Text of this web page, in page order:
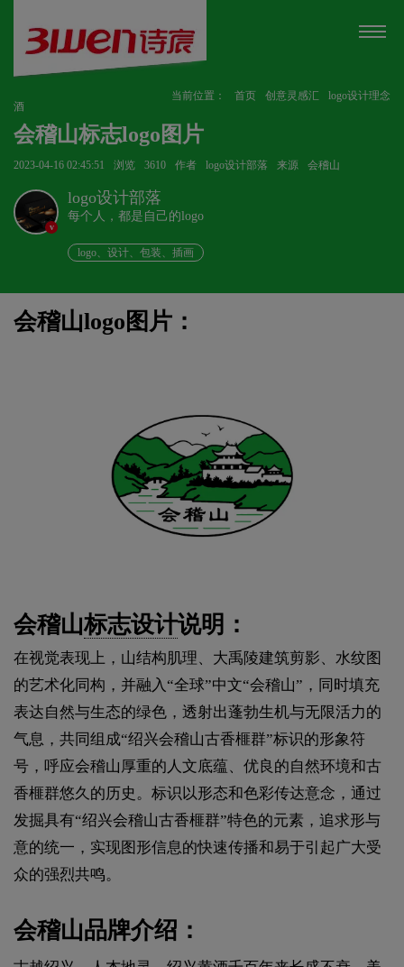
当前位置： 首页 创意灵感汇
logo设计理念
酒
会稽山标志logo图片
2023-04-16 02:45:51 浏览 3610 作者 logo设计部落 来源 会稽山
v
logo设计部落
每个人，都是自己的logo
logo、设计、包装、插画
会稽山logo图片：
会稽山标志设计说明：
在视觉表现上，山结构肌理、大禹陵建筑剪影、水纹图
的艺术化同构，并融入“全球”中文“会稽山”，同时填充
表达自然与生态的绿色，透射出蓬勃生机与无限活力的
气息，共同组成“绍兴会稽山古香榧群”标识的形象符
号，呼应会稽山厚重的人文底蕴、优良的自然环境和古
香榧群悠久的历史。标识以形态和色彩传达意念，通过
发掘具有“绍兴会稽山古香榧群”特色的元素，追求形与
意的统一，实现图形信息的快速传播和易于引起广大受
众的强烈共鸣。
会稽山品牌介绍：